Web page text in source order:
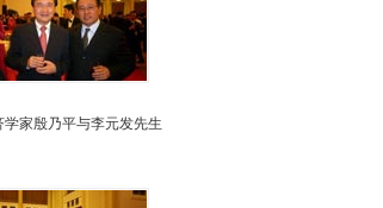
学家殷乃平与李元发先生